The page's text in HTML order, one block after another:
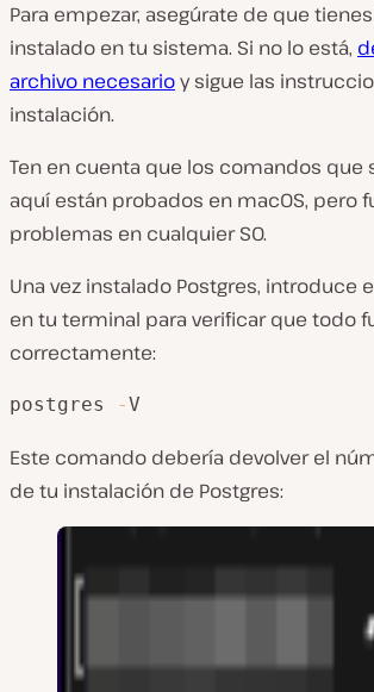
Para empezar, asegúrate de que
instalado en tu sistema. Si no lo está,
archivo necesarioy sigue las
instalación.
Ten en cuenta que los comandos que
aquí están probados en macOS, pero
problemas en cualquier SO.
Una vez instalado Postgres, introduce
en tu terminal para verificar que todo
correctamente:
postgres -V
Este comando debería devolver el
de tu instalación de Postgres: